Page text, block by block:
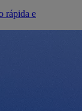
rápida e